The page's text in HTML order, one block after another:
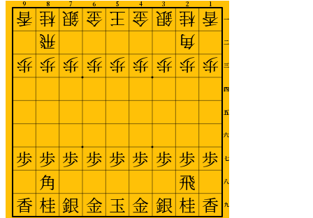
1
2
3
4
5
6
7
8
9
一
二
三
四
五
六
七
八
九
香
歩
歩
香
桂
角
歩
歩
飛
桂
銀
歩
歩
銀
金
歩
歩
金
王
歩
歩
玉
金
歩
歩
金
銀
歩
歩
銀
桂
飛
歩
歩
角
桂
香
歩
歩
香